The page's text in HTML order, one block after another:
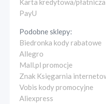
Karta kredytowa/płatnicza
PayU
Podobne sklepy:
Biedronka kody rabatowe
Allegro
Mall.pl promocje
Znak Księgarnia
Vobis kody promocyjne
Aliexpress